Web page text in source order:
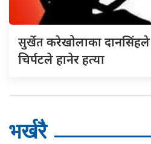
सुर्खेतकरेखोलाका दानसिंहले
चिर्पटले हानेर हत्या
भर्खरै